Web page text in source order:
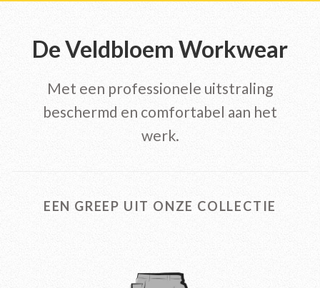
De Veldbloem Workwear
Met een professionele uitstraling
beschermd en comfortabel aan het
werk.
EEN GREEP UIT ONZE COLLECTIE